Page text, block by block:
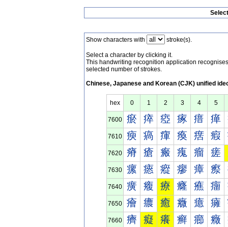
Show characters with stroke(s).
Select a character by clicking it.
This handwriting recognition application
selected number of strokes.
Chinese, Japanese and Korean (CJK) unified
hex 0 1 2 3 4 5
7600 瘀 瘁 瘂 瘃 瘄 瘅
7610 瘐 瘑 瘒 瘓 瘔 瘕
7620 瘠 瘡 瘢 瘣 瘤 瘥
7630 瘰 瘱 瘲 瘳 瘴 瘵
7640 癀 癁 療 癃 癄 癅
7650 癐 癑 癒 癓 癔 癕
7660 癠 癡 癢 癣 癤 癥